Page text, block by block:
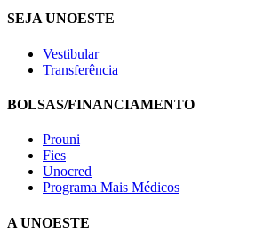
SEJA UNOESTE
Vestibular
Transferência
BOLSAS/FINANCIAMENTO
Prouni
Fies
Unocred
Programa Mais Médicos
A UNOESTE